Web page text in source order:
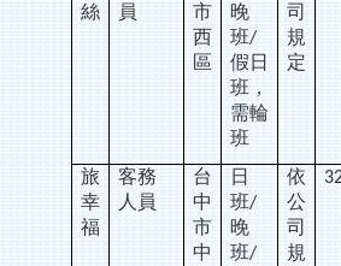
絲
員
市
西
區
晚
班/
假日
班，
需輪
班
司
規
定
旅
幸
福
客務
人員
台
中
市
中
日
班/
晚
班/
依
公
司
規